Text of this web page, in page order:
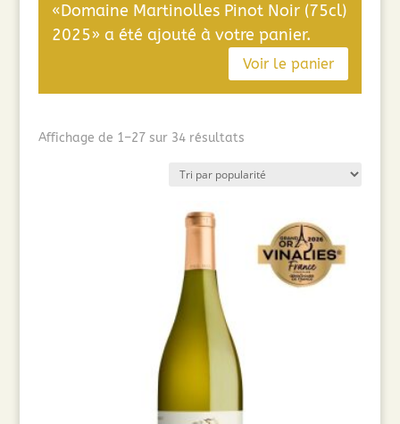
«Domaine Martinolles Pinot Noir (75cl)
2025» a été ajouté à votre panier.
Voir le panier
Affichage de 1–27 sur 34 résultatsTrié